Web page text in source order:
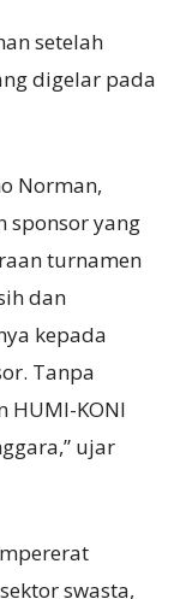
setelah
digelar pada
Norman,
sponsor yang
turnamen
dan
kepada
Tanpa
HUMI-KONI
ujar
swasta,